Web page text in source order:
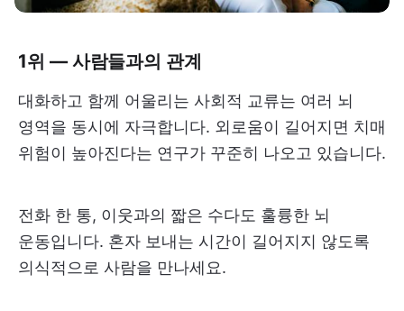
1위 — 사람들과의 관계
대화하고 함께 어울리는 사회적 교류는 여러 뇌
영역을 동시에 자극합니다. 외로움이 길어지면 치매
위험이 높아진다는 연구가 꾸준히 나오고 있습니다.
전화 한 통, 이웃과의 짧은 수다도 훌륭한 뇌
운동입니다. 혼자 보내는 시간이 길어지지 않도록
의식적으로 사람을 만나세요.